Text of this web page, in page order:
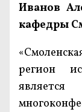
Иванов
кафедры
регион